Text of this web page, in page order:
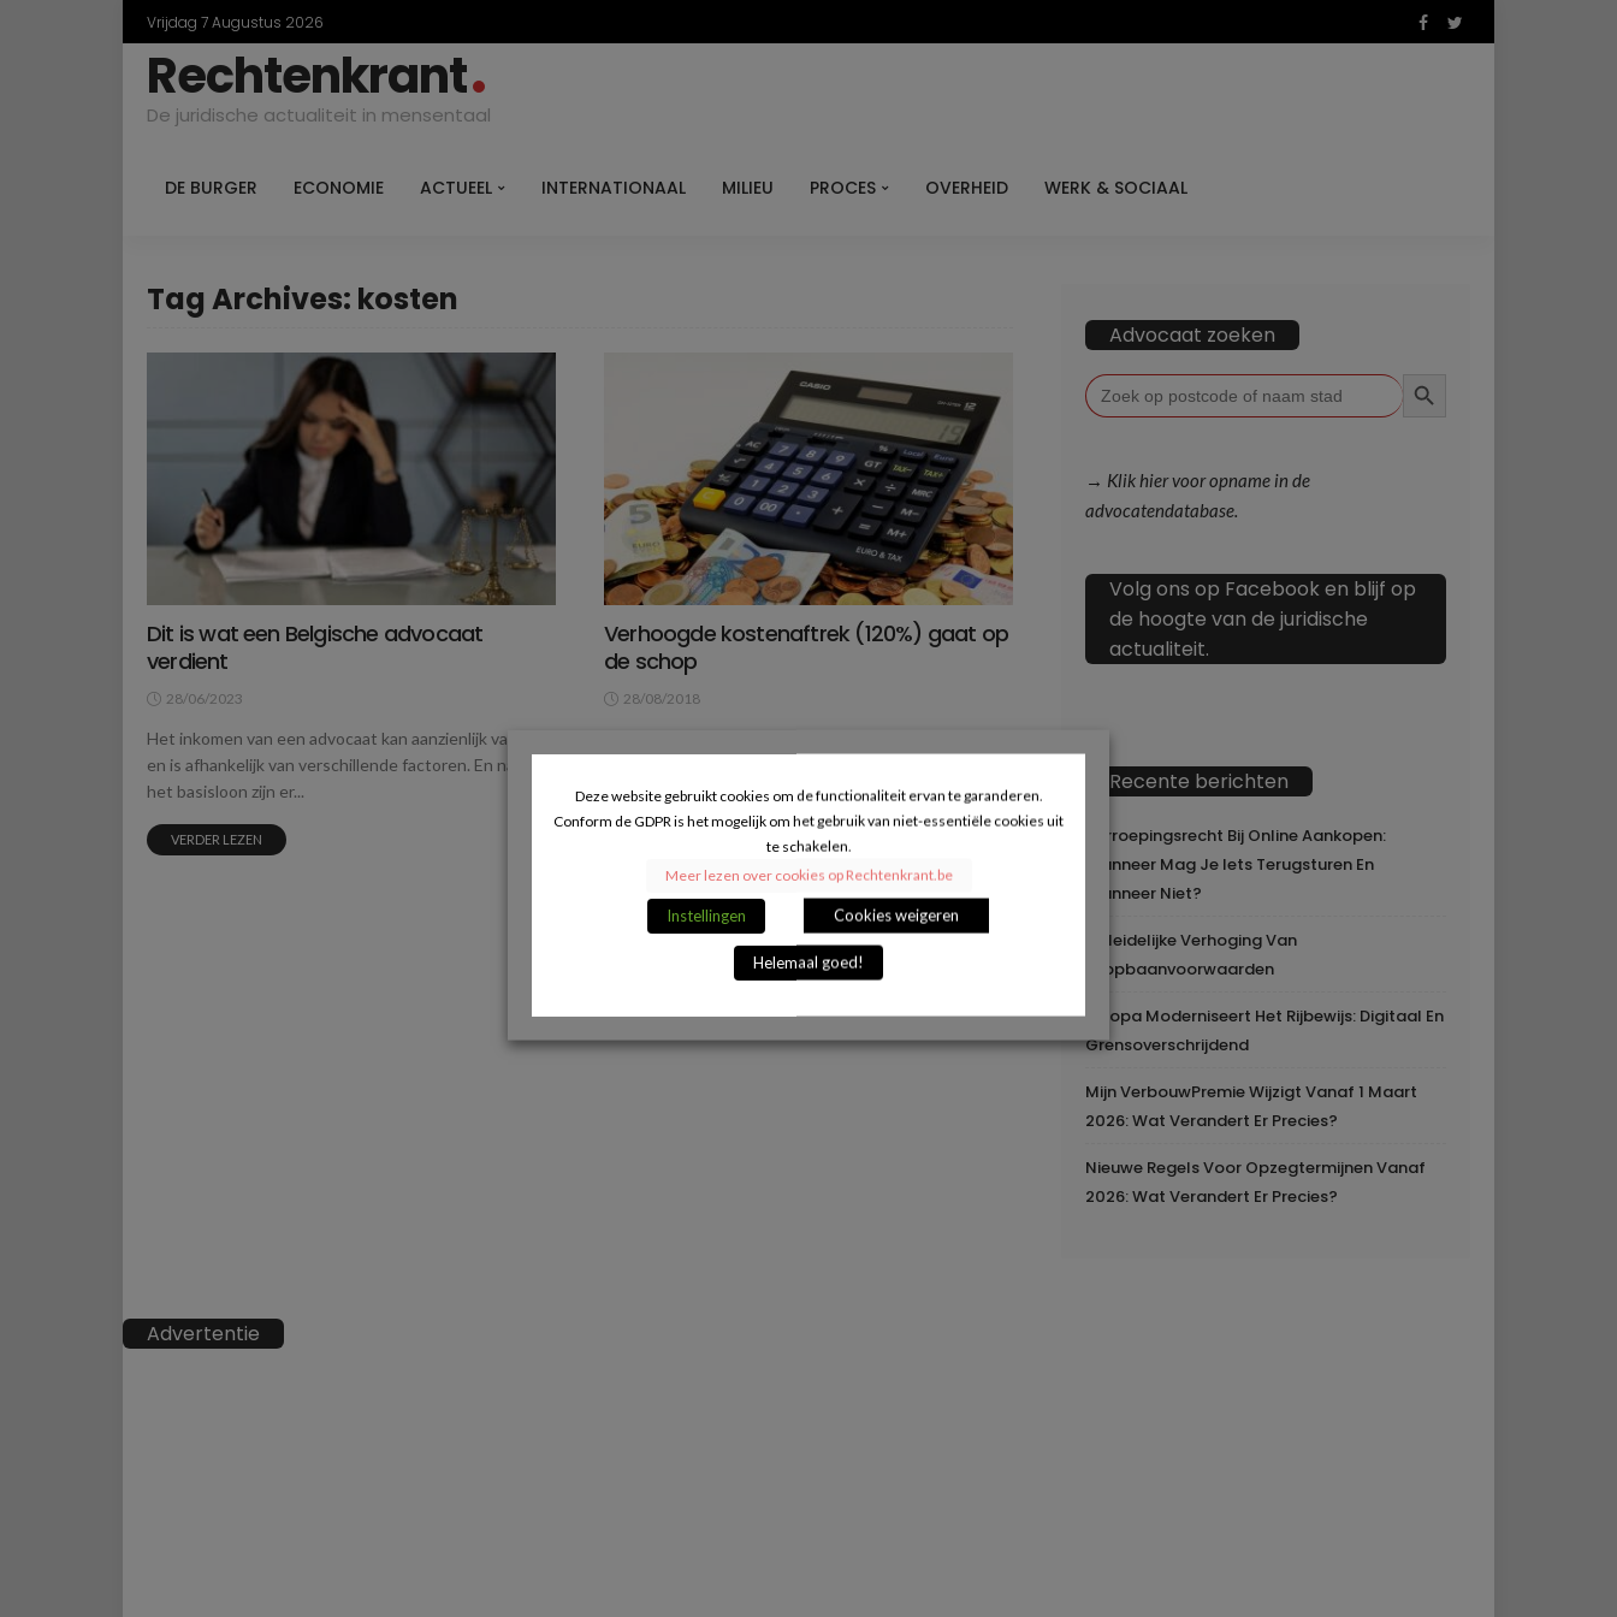
Vrijdag 7 Augustus 2026
Rechtenkrant
De juridische actualiteit in mensentaal
DE BURGER ECONOMIE ACTUEEL INTERNATIONAAL MILIEU PROCES OVERHEID WERK & SOCIAAL
Tag Archives: kosten
Dit is wat een Belgische advocaat
verdient
28/06/2023
Het inkomen van een advocaat kan aanzienlijk variëren
en is afhankelijk van verschillende factoren. En naast
het basisloon zijn er...
VERDER LEZEN
Verhoogde kostenaftrek (120%) gaat op
de schop
28/08/2018
het kader van de hervorming van de...
Advocaat zoeken
Zoek
naar:
→ Klik hier voor opname in de
advocatendatabase.
Volg ons op Facebook en blijf op
de hoogte van de juridische
actualiteit.
Recente berichten
Herroepingsrecht Bij Online Aankopen:
Wanneer Mag Je Iets Terugsturen En
Wanneer Niet?
Geleidelijke Verhoging Van
Loopbaanvoorwaarden
Europa Moderniseert Het Rijbewijs: Digitaal En
Grensoverschrijdend
Mijn VerbouwPremie Wijzigt Vanaf 1 Maart
2026: Wat Verandert Er Precies?
Nieuwe Regels Voor Opzegtermijnen Vanaf
2026: Wat Verandert Er Precies?
Advertentie
Deze website gebruikt cookies om de functionaliteit ervan te garanderen.
Conform de GDPR is het mogelijk om het gebruik van niet-essentiële cookies uit
te schakelen.
Meer lezen over cookies op Rechtenkrant.be
Instellingen Cookies weigeren
Helemaal goed!